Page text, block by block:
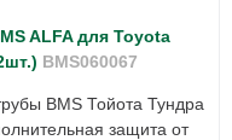
ALFA для Toyota
BMS060067
BMS Тойота Тундра
защита от